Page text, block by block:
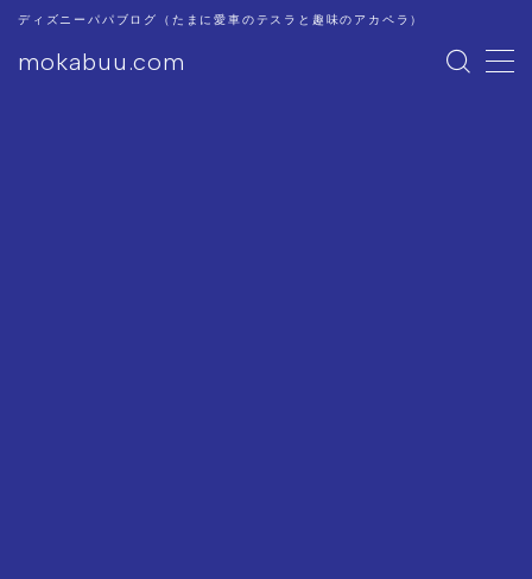
mokabuu.com
ディズニーパパブログ（たまに愛車のテスラと趣味のアカペラ）